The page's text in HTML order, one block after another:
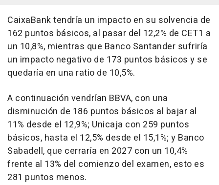
CaixaBank tendría un impacto en su solvencia de
162 puntos básicos, al pasar del 12,2% de CET1 a
un 10,8%, mientras que Banco Santander sufriría
un impacto negativo de 173 puntos básicos y se
quedaría en una ratio de 10,5%.
A continuación vendrían BBVA, con una
disminución de 186 puntos básicos al bajar al
11% desde el 12,9%; Unicaja con 259 puntos
básicos, hasta el 12,5% desde el 15,1%; y Banco
Sabadell, que cerraría en 2027 con un 10,4%
frente al 13% del comienzo del examen, esto es
281 puntos menos.